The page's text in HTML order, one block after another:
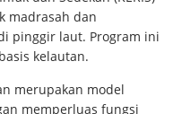
madrasah dan
pinggir laut. Program ini
kelautan.
merupakan model
memperluas fungsi